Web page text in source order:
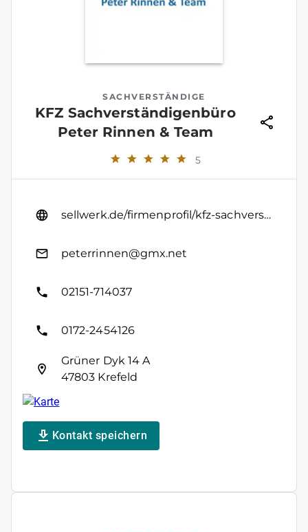
SACHVERSTÄNDIGE
KFZ Sachverständigenbüro
Peter Rinnen & Team
5
sellwerk.de/firmenprofil/kfz-sachverstaendigenbuero-peter-rinnen--team-1
peterrinnen@gmx.net
02151-714037
0172-2454126
Grüner Dyk 14 A
47803 Krefeld
Kontakt speichern